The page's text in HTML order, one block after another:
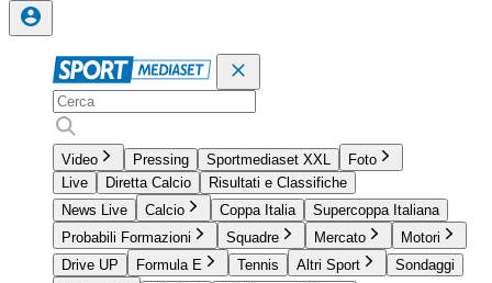
Video Pressing Sportmediaset XXL
Foto
Live
Diretta Calcio
Risultati e Classifiche
News Live
Calcio Coppa Italia
Supercoppa Italiana
Probabili Formazioni
Squadre Mercato
Motori
Drive UP
Formula E Tennis Altri Sport
Sondaggi